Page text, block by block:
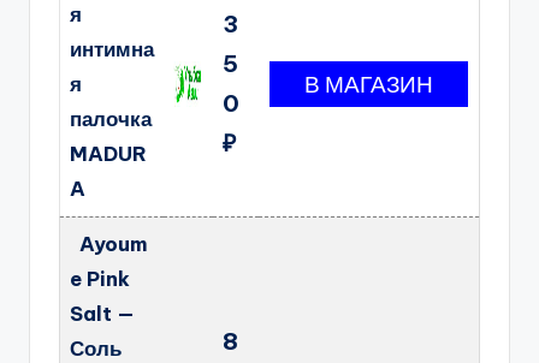
я
интимна
я
палочка
MADUR
A
3
5
0
₽
Ayoum
e Pink
Salt —
Соль
8